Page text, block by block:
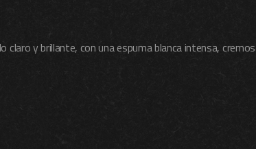
claro y brillante, con una espuma blanca intensa,